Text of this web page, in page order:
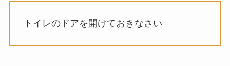
トイレのドアを開けておきなさい